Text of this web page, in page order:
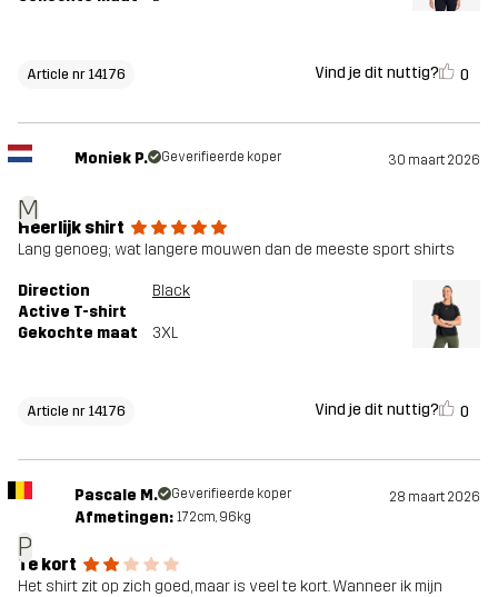
Article nr 14176 Vind je dit nuttig? 0
M
Moniek P. Geverifieerde koper 30 maart 2026
Heerlijk shirt
Lang genoeg; wat langere mouwen dan de meeste sport shirts
Direction
Active T-shirt
Black
Gekochte maat 3XL
Article nr 14176 Vind je dit nuttig? 0
P
Pascale M. Geverifieerde koper 28 maart 2026
Afmetingen: 172cm, 96kg
Te kort
Het shirt zit op zich goed, maar is veel te kort. Wanneer ik mijn